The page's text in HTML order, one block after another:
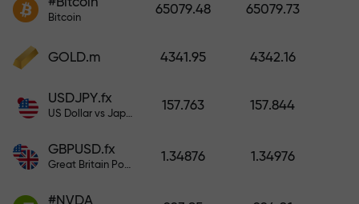
奖金。X1000不是印刷错误。存款
Bitcoin
65079.48 65079.73
GOLD.m 4341.95 4342.16
USDJPY.fx
US Dollar vs Japanese Yen
157.763 157.844
GBPUSD.fx
Great Britain Pound vs US Dollar
1.34876 1.34976
#NVDA